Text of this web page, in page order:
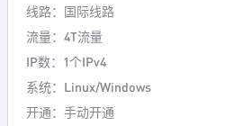
线路：国际线路
流量：4T流量
IP数：1个IPv4
系统：Linux/Windows
开通：手动开通